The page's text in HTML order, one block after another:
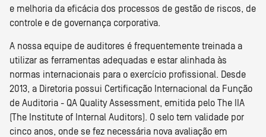
e melhoria da eficácia dos processos de gestão de riscos, de
controle e de governança corporativa.
A nossa equipe de auditores é frequentemente treinada a
utilizar as ferramentas adequadas e estar alinhada às
normas internacionais para o exercício profissional. Desde
2013, a Diretoria possui Certificação Internacional da Função
de Auditoria - QA Quality Assessment, emitida pelo The IIA
(The Institute of Internal Auditors). O selo tem validade por
cinco anos, onde se fez necessária nova avaliação em